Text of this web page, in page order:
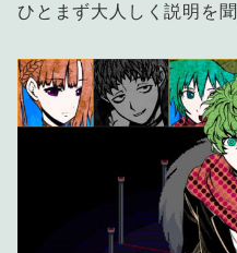
ひとまず大人しく説明を聞